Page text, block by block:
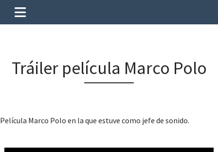
Tráiler película Marco Polo
Película Marco Polo en la que estuve como jefe de sonido.